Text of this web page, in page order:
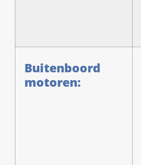
Buitenboord
motoren: